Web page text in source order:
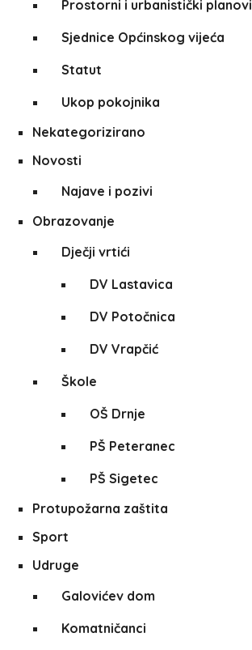
Prostorni i urbanistički planovi
Sjednice Općinskog vijeća
Statut
Ukop pokojnika
Nekategorizirano
Novosti
Najave i pozivi
Obrazovanje
Dječji vrtići
DV Lastavica
DV Potočnica
DV Vrapčić
Škole
OŠ Drnje
PŠ Peteranec
PŠ Sigetec
Protupožarna zaštita
Sport
Udruge
Galovićev dom
Komatničanci